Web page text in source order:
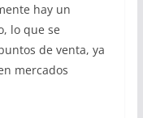
hay un
lo que se
de venta, ya
mercados